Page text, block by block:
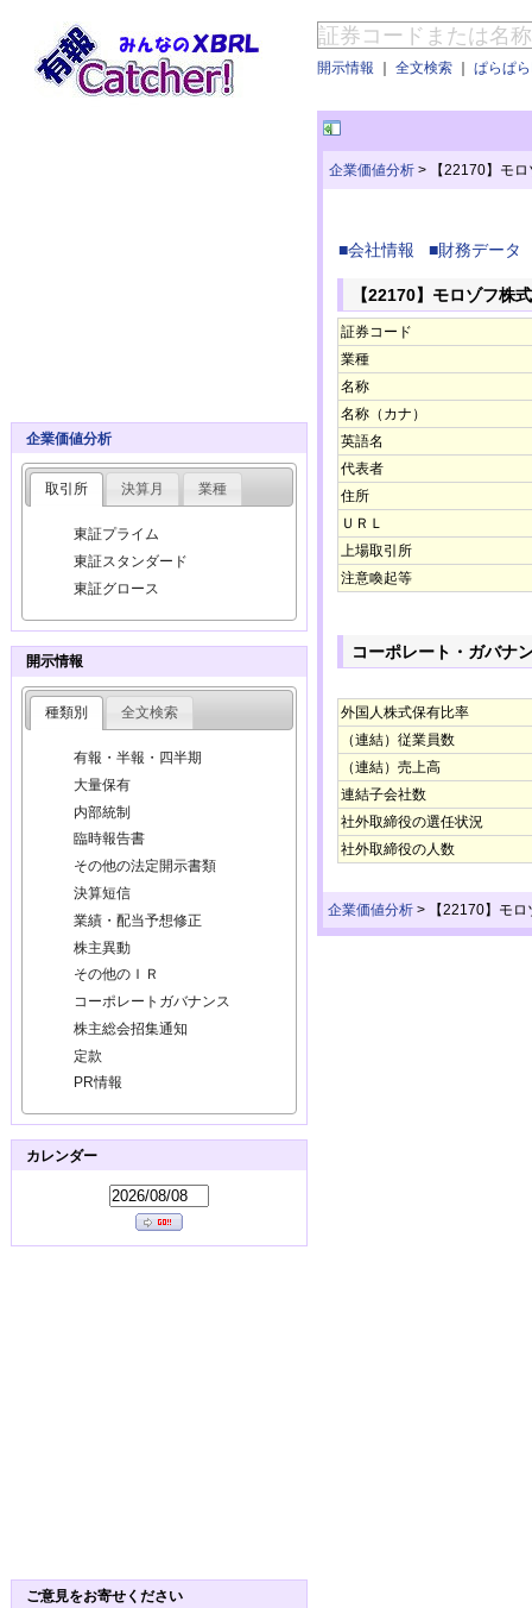
開示情報 ｜ 全文検索 ｜ ぱらぱ
企業価値分析 > 【22170】モ
■会社情報 ■財務データ
【22170】モロゾフ株
証券コード
業種
名称
名称（カナ）
英語名
代表者
住所
ＵＲＬ
上場取引所
注意喚起等
コーポレート・ガバナ
外国人株式保有比率
（連結）従業員数
（連結）売上高
連結子会社数
社外取締役の選任状況
社外取締役の人数
企業価値分析 > 【22170】モ
企業価値分析
取引所 決算月 業種
東証プライム
東証スタンダード
東証グロース
開示情報
種類別 全文検索
有報・半報・四半期
大量保有
内部統制
臨時報告書
その他の法定開示書類
決算短信
業績・配当予想修正
株主異動
その他のＩＲ
コーポレートガバナンス
株主総会招集通知
定款
PR情報
カレンダー
ご意見をお寄せください